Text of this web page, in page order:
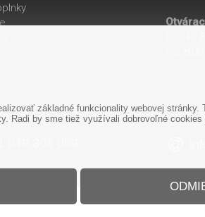
základné funkcionality webovej
Radi by sme tiež využívali dobrovoľné cookies